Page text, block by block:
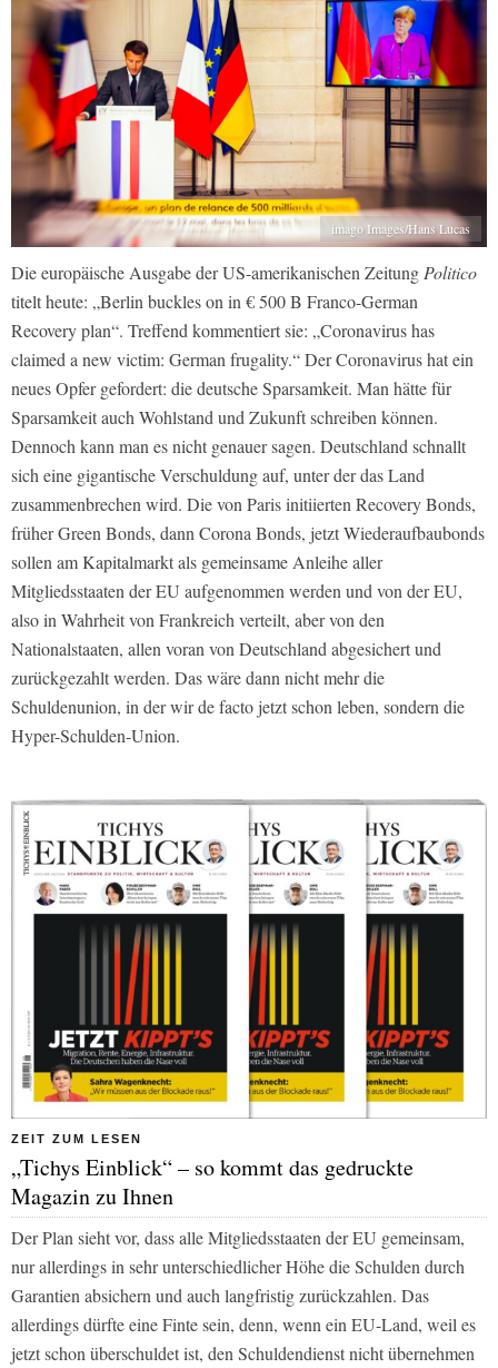
imago Images/Hans Lucas
Die europäische Ausgabe der US-amerikanischen Zeitung Politico
titelt heute: „Berlin buckles on in € 500 B Franco-German
Recovery plan“. Treffend kommentiert sie: „Coronavirus has
claimed a new victim: German frugality.“ Der Coronavirus hat ein
neues Opfer gefordert: die deutsche Sparsamkeit. Man hätte für
Sparsamkeit auch Wohlstand und Zukunft schreiben können.
Dennoch kann man es nicht genauer sagen. Deutschland schnallt
sich eine gigantische Verschuldung auf, unter der das Land
zusammenbrechen wird. Die von Paris initiierten Recovery Bonds,
früher Green Bonds, dann Corona Bonds, jetzt Wiederaufbaubonds
sollen am Kapitalmarkt als gemeinsame Anleihe aller
Mitgliedsstaaten der EU aufgenommen werden und von der EU,
also in Wahrheit von Frankreich verteilt, aber von den
Nationalstaaten, allen voran von Deutschland abgesichert und
zurückgezahlt werden. Das wäre dann nicht mehr die
Schuldenunion, in der wir de facto jetzt schon leben, sondern die
Hyper-Schulden-Union.
ZEIT ZUM LESEN
„Tichys Einblick“ – so kommt das gedruckte
Magazin zu Ihnen
Der Plan sieht vor, dass alle Mitgliedsstaaten der EU gemeinsam,
nur allerdings in sehr unterschiedlicher Höhe die Schulden durch
Garantien absichern und auch langfristig zurückzahlen. Das
allerdings dürfte eine Finte sein, denn, wenn ein EU-Land, weil es
jetzt schon überschuldet ist, den Schuldendienst nicht übernehmen